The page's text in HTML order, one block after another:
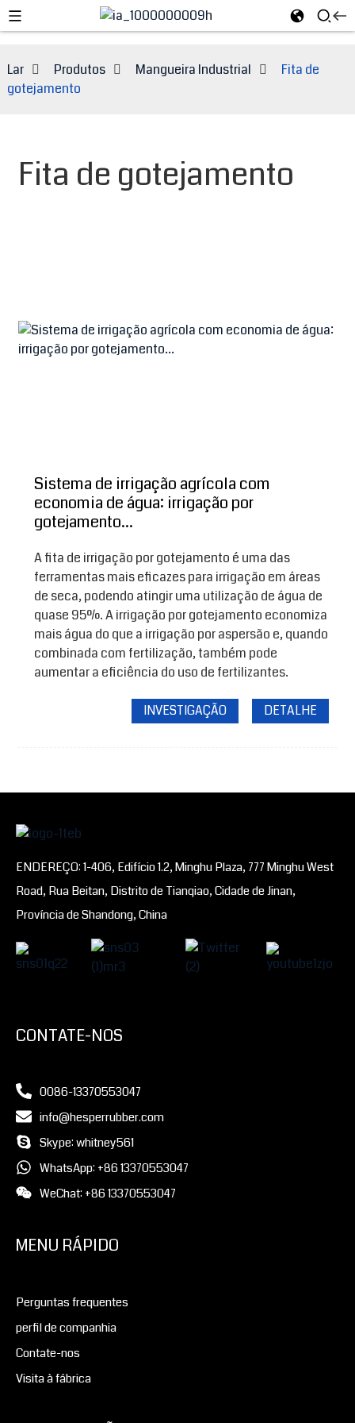
Lar Produtos Mangueira Industrial
Fita de
gotejamento
Fita de gotejamento
Sistema de irrigação agrícola com
economia de água: irrigação por
gotejamento...
A fita de irrigação por gotejamento é uma das
ferramentas mais eficazes para irrigação em áreas
de seca, podendo atingir uma utilização de água de
quase 95%. A irrigação por gotejamento economiza
mais água do que a irrigação por aspersão e, quando
combinada com fertilização, também pode
aumentar a eficiência do uso de fertilizantes.
INVESTIGAÇÃO DETALHE
ENDEREÇO: 1-406, Edifício 1.2, Minghu Plaza, 777 Minghu West
Road, Rua Beitan, Distrito de Tianqiao, Cidade de Jinan,
Província de Shandong, China
CONTATE-NOS
0086-13370553047
info@hesperrubber.com
Skype: whitney561
WhatsApp: +86 13370553047
WeChat: +86 13370553047
MENU RÁPIDO
Perguntas frequentes
perfil de companhia
Contate-nos
Visita à fábrica